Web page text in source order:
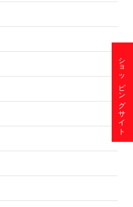
ショッピングサイト